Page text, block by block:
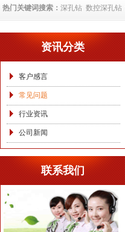
热门关键词搜索： 深孔钻 数控深孔钻
资讯分类
客户感言
常见问题
行业资讯
公司新闻
联系我们